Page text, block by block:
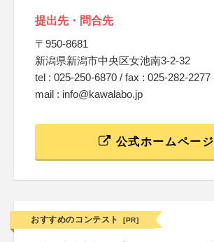
提出先・問合先
〒950-8681
新潟県新潟市中央区女池南3-2-32
tel : 025-250-6870 / fax : 025-282-2277
mail : info@kawalabo.jp
公式ホームページ
おすすめのコンテスト [PR]